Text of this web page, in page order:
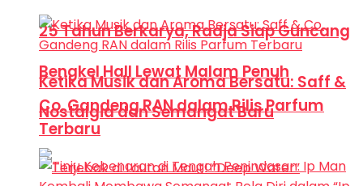
25 Tahun Berkarya, Radja Siap Guncang
Bengkel Hall Lewat Malam Penuh
Nostalgia dan Semangat Baru
Ketika Musik dan Aroma Bersatu: Saff &
Co. Gandeng RAN dalam Rilis Parfum
Terbaru